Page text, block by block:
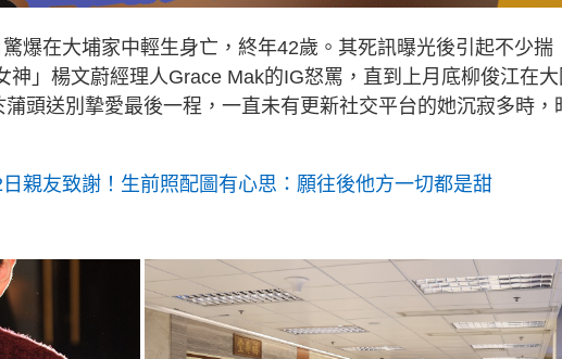
爆在大埔家中輕生身亡，終年42歲。其死訊曝光後引起不少揣
神」楊文蔚經理人Grace Mak的IG怒罵，直到上月底柳俊江在
頭送別摯愛最後一程，一直未有更新社交平台的她沉寂多時，
親友致謝！生前照配圖有心思：願往後他方一切都是甜